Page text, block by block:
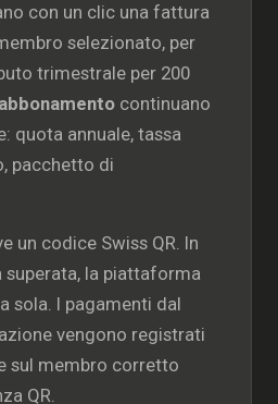
con un clic una fattura
selezionato, per
trimestrale per 200
continuano
quota annuale, tassa
pacchetto di
un codice Swiss QR. In
superata, la piattaforma
sola. I pagamenti dal
vengono registrati
sul membro corretto
QR.